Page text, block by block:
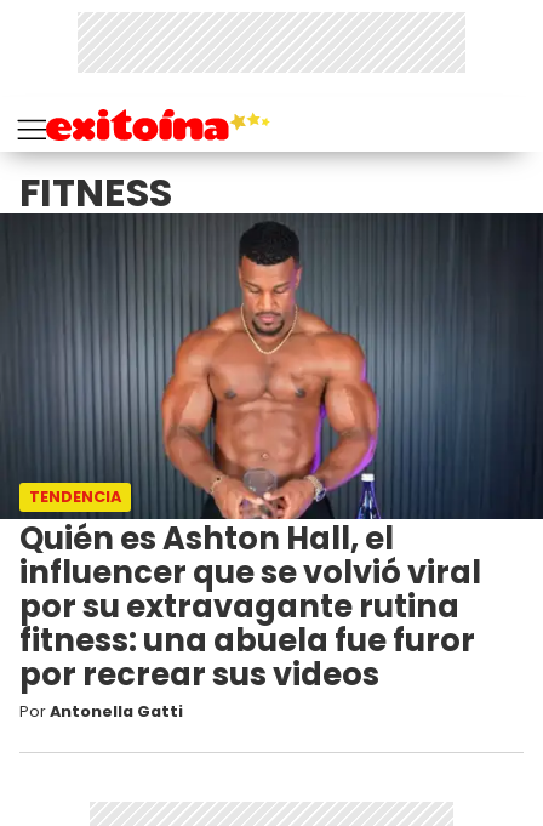
FITNESS
TENDENCIA
Quién es Ashton Hall, el
influencer que se volvió viral
por su extravagante rutina
fitness: una abuela fue furor
por recrear sus videos
PorAntonella Gatti